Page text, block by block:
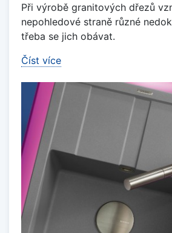
Při výrobě granitových dřezů
nepohledové straně různé
třeba se jich obávat.
Číst více